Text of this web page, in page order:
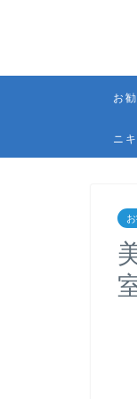
お
ニ